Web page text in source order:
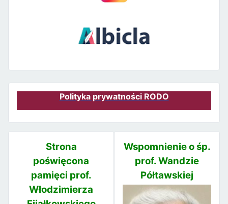
Polityka prywatności RODO
Strona
poświęcona
pamięci prof.
Włodzimierza
Wspomnienie o śp.
prof. Wandzie
Półtawskiej